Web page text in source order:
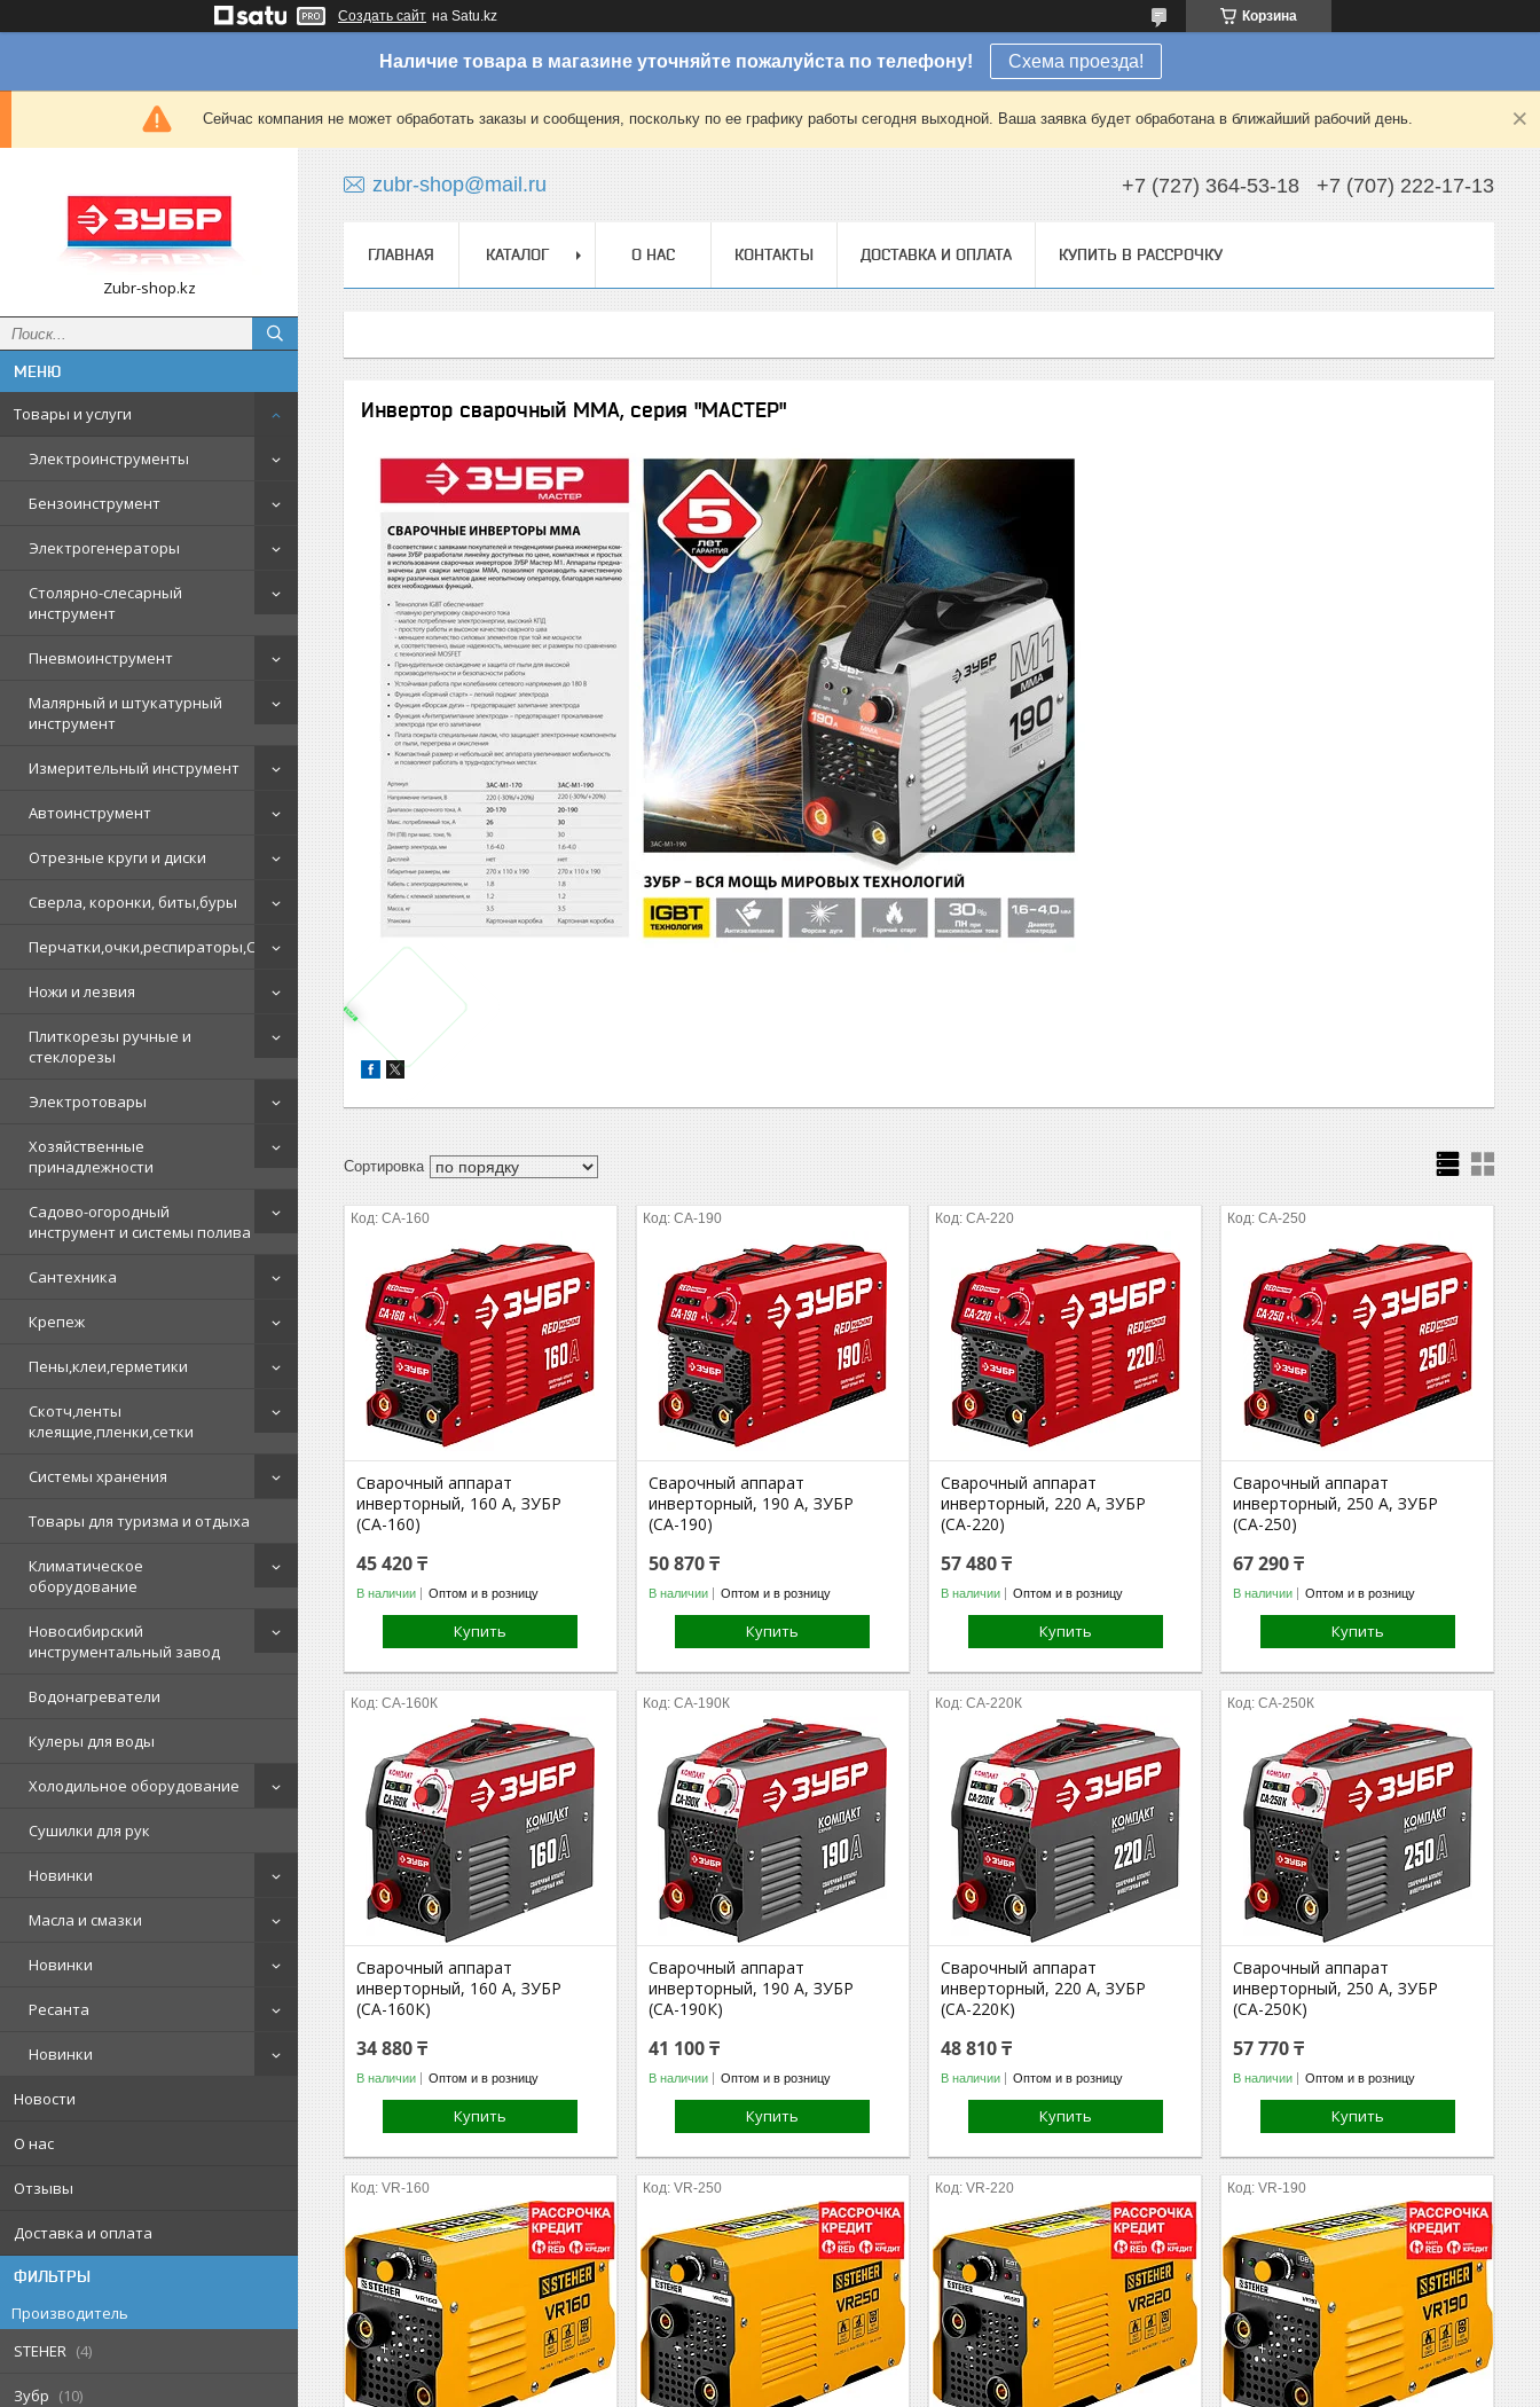
Создать сайт на Satu.kz Корзина
Наличие товара в магазине уточняйте пожалуйста по телефону! Схема проезда!
Сейчас компания не может обработать заказы и сообщения, поскольку по ее графику работы сегодня выходной. Ваша заявка будет обработана в ближайший рабочий день.
Zubr-shop.kz
Товары и услуги
Электроинструменты
Бензоинструмент
Электрогенераторы
Столярно-слесарный
инструмент
Пневмоинструмент
Малярный и штукатурный
инструмент
Измерительный инструмент
Автоинструмент
Отрезные круги и диски
Сверла, коронки, биты,буры
Перчатки,очки,респираторы,СИЗ
Ножи и лезвия
Плиткорезы ручные и
стеклорезы
Электротовары
Хозяйственные
принадлежности
Садово-огородный
инструмент и системы полива
Сантехника
Крепеж
Пены,клеи,герметики
Скотч,ленты
клеящие,пленки,сетки
Системы хранения
Товары для туризма и отдыха
Климатическое
оборудование
Новосибирский
инструментальный завод
Водонагреватели
Кулеры для воды
Холодильное оборудование
Сушилки для рук
Новинки
Масла и смазки
Новинки
Ресанта
Новинки
Новости
О нас
Отзывы
Доставка и оплата
ФИЛЬТРЫ
Производитель
STEHER
4
Зубр 10
zubr-shop@mail.ru +7 (727) 364-53-18 +7 (707) 222-17-13
ГЛАВНАЯ КАТАЛОГ О НАС КОНТАКТЫ ДОСТАВКА И ОПЛАТА КУПИТЬ В РАССРОЧКУ
Инвертор сварочный MMA, серия "МАСТЕР"
СА-160
Сварочный аппарат
инверторный, 160 А, ЗУБР
(СА-160)
45 420 ₸
В наличии Оптом и в розницу
Купить
СА-190
Сварочный аппарат
инверторный, 190 А, ЗУБР
(СА-190)
50 870 ₸
В наличии Оптом и в розницу
Купить
СА-220
Сварочный аппарат
инверторный, 220 А, ЗУБР
(СА-220)
57 480 ₸
В наличии Оптом и в розницу
Купить
СА-250
Сварочный аппарат
инверторный, 250 А, ЗУБР
(СА-250)
67 290 ₸
В наличии Оптом и в розницу
Купить
СА-160К
Сварочный аппарат
инверторный, 160 А, ЗУБР
(СА-160К)
34 880 ₸
В наличии Оптом и в розницу
Купить
СА-190К
Сварочный аппарат
инверторный, 190 А, ЗУБР
(СА-190К)
41 100 ₸
В наличии Оптом и в розницу
Купить
СА-220К
Сварочный аппарат
инверторный, 220 А, ЗУБР
(СА-220К)
48 810 ₸
В наличии Оптом и в розницу
Купить
СА-250К
Сварочный аппарат
инверторный, 250 А, ЗУБР
(СА-250К)
57 770 ₸
В наличии Оптом и в розницу
Купить
VR-160 VR-250 VR-220 VR-190